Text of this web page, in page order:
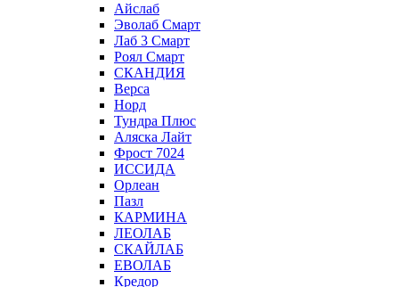
Айслаб
Эволаб Смарт
Лаб 3 Смарт
Роял Смарт
СКАНДИЯ
Верса
Норд
Тундра Плюс
Аляска Лайт
Фрост 7024
ИССИДА
Орлеан
Пазл
КАРМИНА
ЛЕОЛАБ
СКАЙЛАБ
ЕВОЛАБ
Кредор